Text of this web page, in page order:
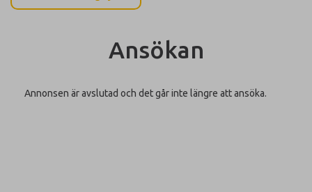
Ansökan
Annonsen är avslutad och det går inte längre att ansöka.